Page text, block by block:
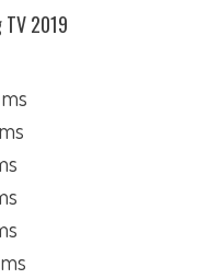
2019